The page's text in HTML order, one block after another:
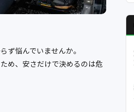
ず悩んでいませんか。
め、安さだけで決めるのは危